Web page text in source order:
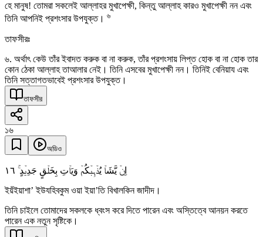
হে মানুষ! তোমরা সকলেই আল্লাহর মুখাপেক্ষী, কিন্তু আল্লাহ কারও মুখাপেক্ষী নন এবং
তিনি আপনিই প্রশংসার উপযুক্ত। ৬
তাফসীরঃ
৬. অর্থাৎ কেউ তাঁর ইবাদত করুক বা না করুক, তাঁর প্রশংসায় লিপ্ত হোক বা না হোক তার
কোন ঠেকা আল্লাহ তাআলার নেই। তিনি এসবের মুখাপেক্ষী নন। তিনিই বেনিয়ায এবং
তিনি সত্তাগতভাবেই প্রশংসার উপযুক্ত।
তাফসীর
১৬
অডিও
اِنۡ یَّشَاۡ یُذۡہِبۡکُمۡ وَیَاۡتِ بِخَلۡقٍ جَدِیۡدٍ ۚ ١٦
ইয়ঁইয়াশা’ ইউযহিবকুম ওয়া ইয়া’তি বিখালকিন জাদীদ।
তিনি চাইলে তোমাদের সকলকে ধ্বংস করে দিতে পারেন এবং অস্তিত্বে আনয়ন করতে
পারেন এক নতুন সৃষ্টিকে।